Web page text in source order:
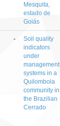
Mesquita,
estado de
Goiás
-
Soil quality
indicators
under
management
systems in a
Quilombola
community in
the Brazilian
Cerrado